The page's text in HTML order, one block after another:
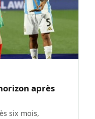
après
six mois,